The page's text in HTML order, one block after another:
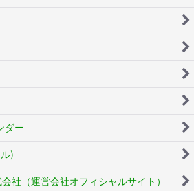
ダー
)
社（運営会社オフィシャルサイト）